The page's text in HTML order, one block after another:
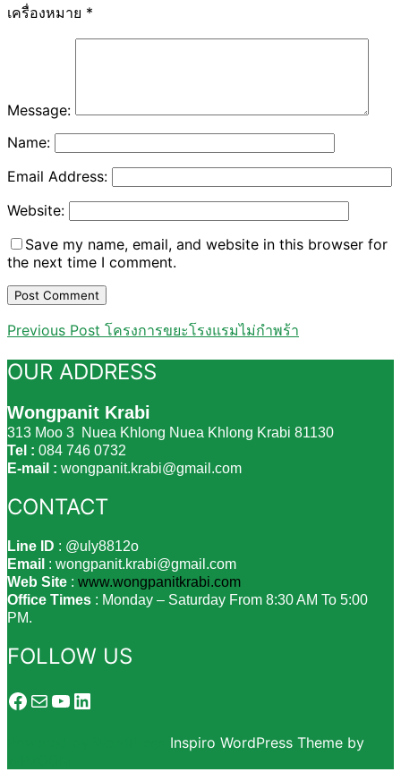
เครื่องหมาย *
Message:
Name:
Email Address:
Website:
Save my name, email, and website in this browser for
the next time I comment.
แนะแนว
เรื่อง
Previous
Previous Post โครงการขยะโรงแรมไม่กำพร้า
OUR ADDRESS
Wongpanit Krabi
313 Moo 3 Nuea Khlong Nuea Khlong Krabi 81130
Tel : 084 746 0732
E-mail : wongpanit.krabi@gmail.com
CONTACT
Line ID : @uly8812o
Email : wongpanit.krabi@gmail.com
Web Site : www.wongpanitkrabi.com
Office Times : Monday – Saturday From 8:30 AM To 5:00
PM.
FOLLOW US
Facebook
MailYouTube
LinkedIn
Inspiro WordPress Theme by